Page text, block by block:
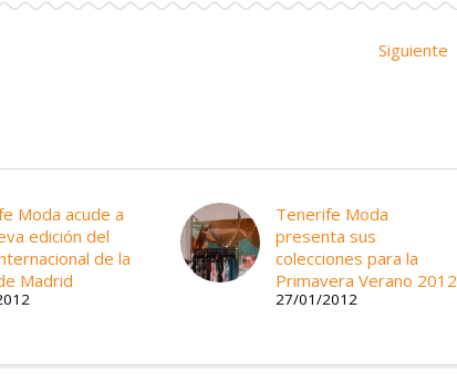
Siguiente
Moda acude a
edición del
de la
Madrid
Tenerife Moda
presenta sus
colecciones para la
Primavera Verano 2012
27/01/2012